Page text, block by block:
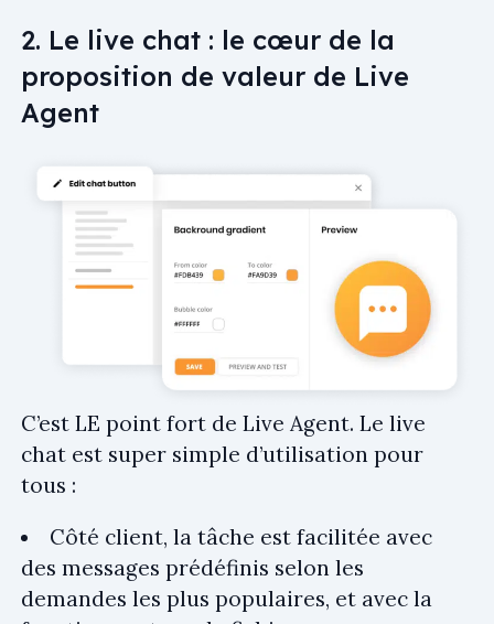
2. Le live chat : le cœur de la
proposition de valeur de Live
Agent
C’est LE point fort de Live Agent. Le live
chat est super simple d’utilisation pour
tous :
Côté client, la tâche est facilitée avec
des messages prédéfinis selon les
demandes les plus populaires, et avec la